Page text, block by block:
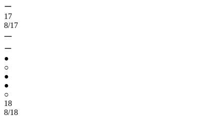
ー
17
8/17
一
ー
●
○
●
●
○
18
8/18